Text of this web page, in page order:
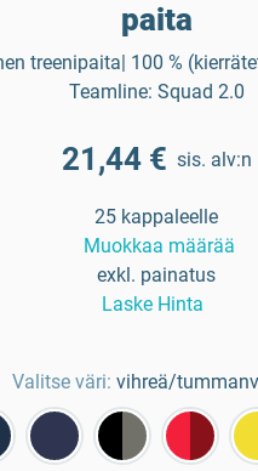
paita
treenipaita| 100 %
Teamline: Squad 2.0
21,44 € sis. alv:n
25 kappaleelle
Muokkaa määrää
exkl. painatus
Laske Hinta
Valitse väri: vihreä/